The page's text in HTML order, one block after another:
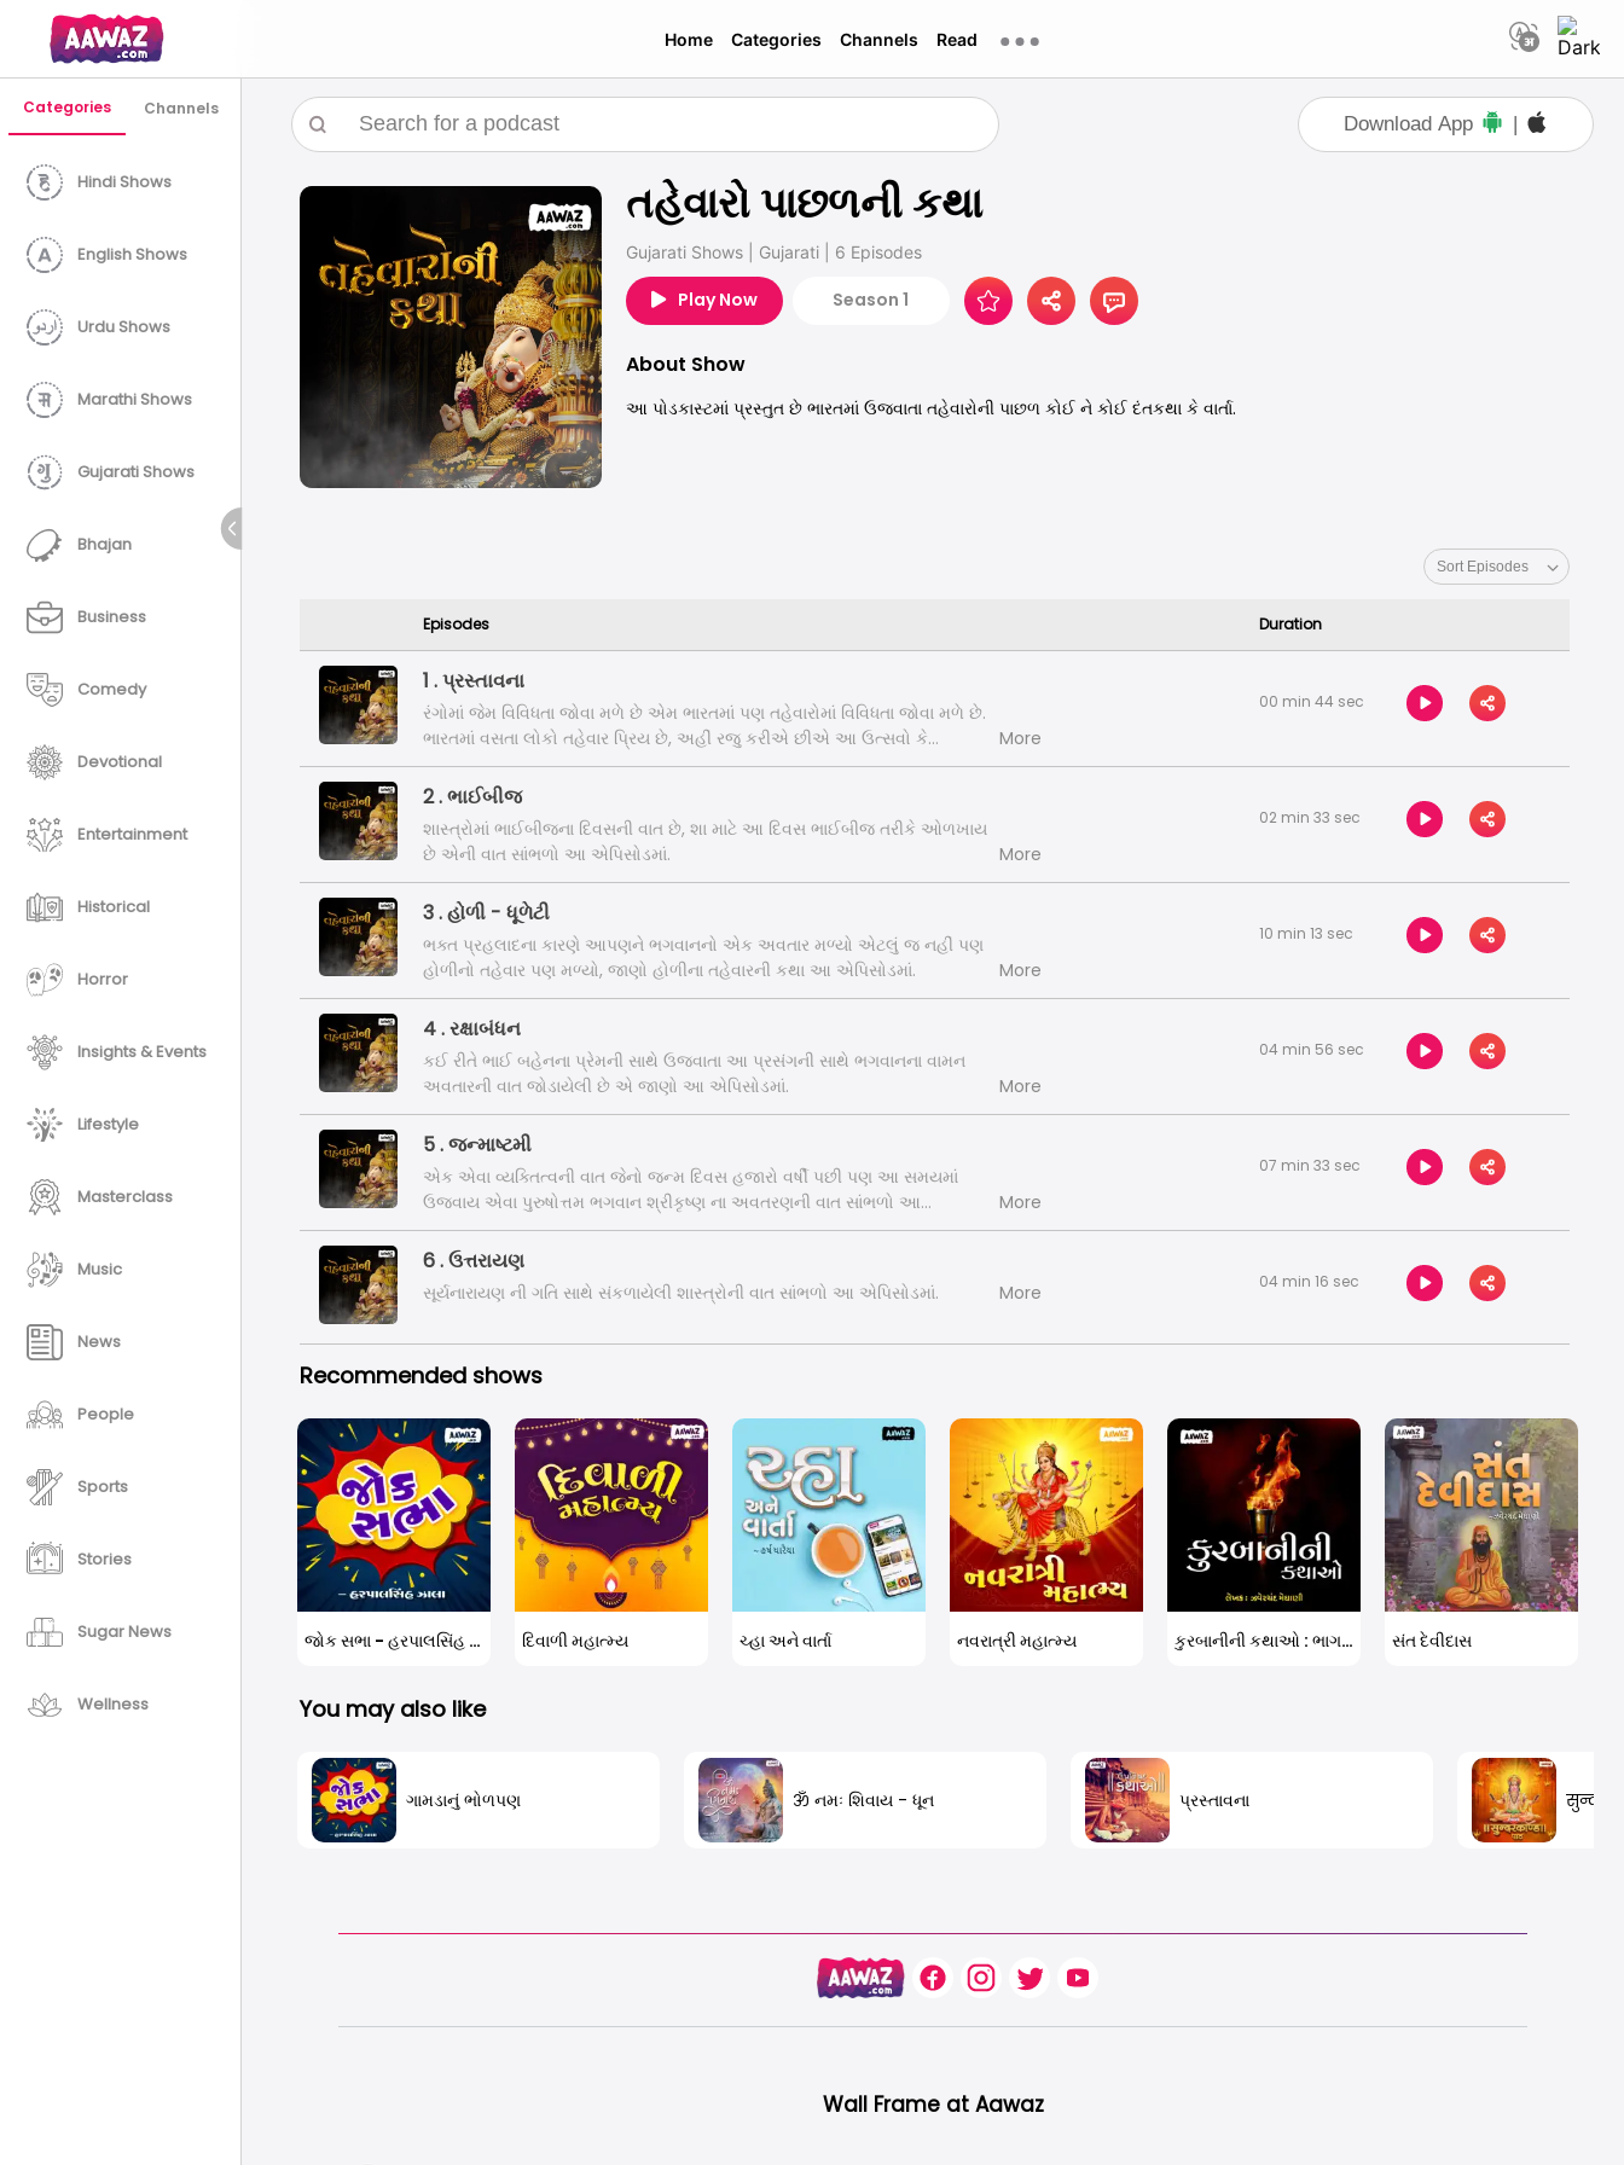
Home Categories Channels Read
Categories Channels
Hindi Shows
English Shows
Urdu Shows
Marathi Shows
Gujarati Shows
Bhajan
Business
Comedy
Devotional
Entertainment
Historical
Horror
Insights & Events
Lifestyle
Masterclass
Music
News
People
Sports
Stories
Sugar News
Wellness
Download App |
તહેવારો પાછળની કથા
Gujarati Shows Gujarati 6 Episodes
Play Now Season 1
About Show
આ પોડકાસ્ટમાં પ્રસ્તુત છે ભારતમાં ઉજવાતા તહેવારોની પાછળ કોઈ ને કોઈ દંતકથા કે વાર્તા.
Episodes Duration
1 . પ્રસ્તાવના
રંગોમાં જેમ વિવિધતા જોવા મળે છે એમ ભારતમાં પણ તહેવારોમાં વિવિધતા જોવા મળે છે.
ભારતમાં વસતા લોકો તહેવાર પ્રિય છે, અહીં રજુ કરીએ છીએ આ ઉત્સવો કે
તહેવારોની પાછળ કોઈ ને કોઈ પૌરાણિક દંતકથા કે વાર્તા સંકળાયેલી છે. તો પ્રસ્તુત છે
કેટલીક તહેવારો પાછળની કથા.
More
00 min 44 sec
2 . ભાઈબીજ
શાસ્ત્રોમાં ભાઈબીજના દિવસની વાત છે, શા માટે આ દિવસ ભાઈબીજ તરીકે ઓળખાય
છે એની વાત સાંભળો આ એપિસોડમાં.
More
02 min 33 sec
3 . હોળી - ધૂળેટી
ભક્ત પ્રહલાદના કારણે આપણને ભગવાનનો એક અવતાર મળ્યો એટલું જ નહીં પણ
હોળીનો તહેવાર પણ મળ્યો, જાણો હોળીના તહેવારની કથા આ એપિસોડમાં.
More
10 min 13 sec
4 . રક્ષાબંધન
કઈ રીતે ભાઈ બહેનના પ્રેમની સાથે ઉજવાતા આ પ્રસંગની સાથે ભગવાનના વામન
અવતારની વાત જોડાયેલી છે એ જાણો આ એપિસોડમાં.
More
04 min 56 sec
5 . જન્માષ્ટમી
એક એવા વ્યક્તિત્વની વાત જેનો જન્મ દિવસ હજારો વર્ષી પછી પણ આ સમયમાં
ઉજવાય એવા પુરુષોત્તમ ભગવાન શ્રીકૃષ્ણ ના અવતરણની વાત સાંભળો આ
એપિસોડમાં.
More
07 min 33 sec
6 . ઉત્તરાયણ
સૂર્યનારાયણ ની ગતિ સાથે સંકળાયેલી શાસ્ત્રોની વાત સાંભળો આ એપિસોડમાં. More 04 min 16 sec
Recommended shows
જોક સભા - હરપાલસિંહ ઝાલા દિવાળી મહાત્મ્ય ચ્હા અને વાર્તા નવરાત્રી મહાત્મ્ય કુરબાનીની કથાઓ : ભાગ: 2 સંત દેવીદાસ
You may also like
ગામડાનું ભોળપણ ॐ નમઃ શિવાય - ધૂન પ્રસ્તાવના
Wall Frame at Aawaz